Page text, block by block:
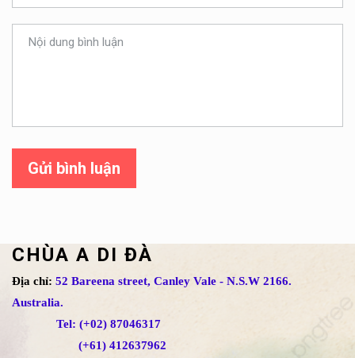
Gửi bình luận
CHÙA A DI ĐÀ
Địa chỉ: 52 Bareena street, Canley Vale - N.S.W 2166.
Australia.
Tel: (+02) 87046317
(+61) 412637962